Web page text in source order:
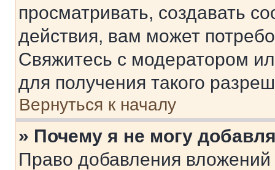
просматривать, создавать
действия, вам может
Свяжитесь с модератором
для получения такого
Вернуться к началу
» Почему я не могу
Право добавления